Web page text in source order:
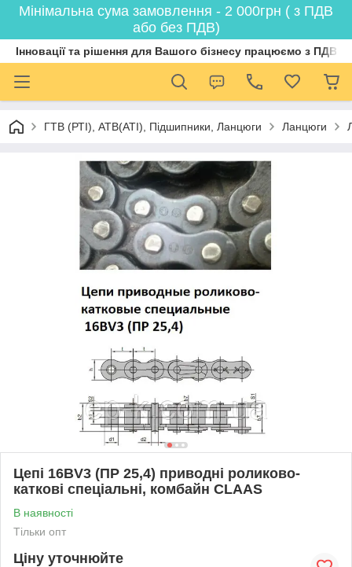
Мінімальна сума замовлення - 2 000грн ( з ПДВ
або без ПДВ)
Інновації та рішення для Вашого бізнесу працюємо з ПДВ
ГТВ (РТI), АТВ(АТI), Пiдшипники, Ланцюги Ланцюги
Цепі 16BV3 (ПР 25,4) приводні роликово-
каткові спеціальні, комбайн CLAAS
В наявності
Тільки опт
Ціну уточнюйте